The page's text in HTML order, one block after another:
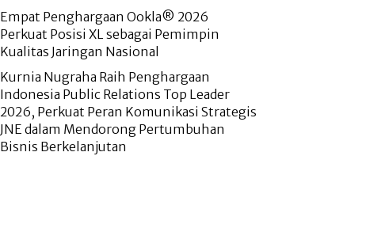
Empat Penghargaan Ookla® 2026
Perkuat Posisi XL sebagai Pemimpin
Kualitas Jaringan Nasional
Kurnia Nugraha Raih Penghargaan
Indonesia Public Relations Top Leader
2026, Perkuat Peran Komunikasi Strategis
JNE dalam Mendorong Pertumbuhan
Bisnis Berkelanjutan